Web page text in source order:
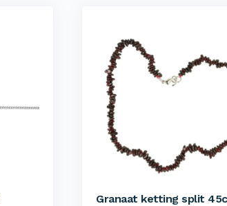
Granaat ketting split